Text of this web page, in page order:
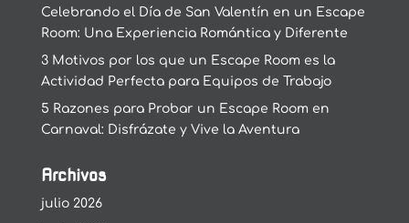
Celebrando el Día de San Valentín en un Escape
Room: Una Experiencia Romántica y Diferente
3 Motivos por los que un Escape Room es la
Actividad Perfecta para Equipos de Trabajo
5 Razones para Probar un Escape Room en
Carnaval: Disfrázate y Vive la Aventura
Archivos
julio 2026